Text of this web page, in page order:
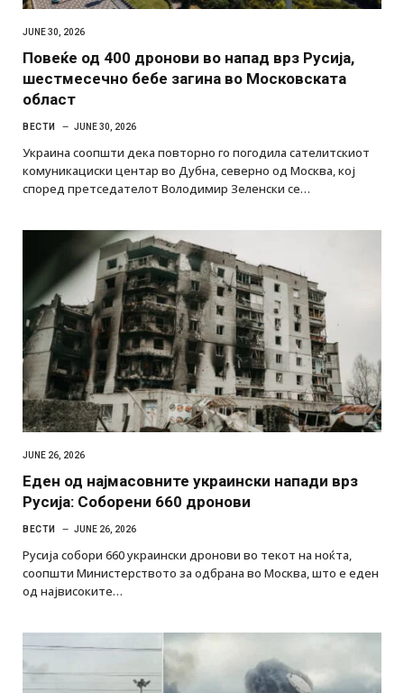
JUNE 30, 2026
Повеќе од 400 дронови во напад врз Русија,
шестмесечно бебе загина во Московската
област
ВЕСТИ JUNE 30, 2026
Украина соопшти дека повторно го погодила сателитскиот
комуникациски центар во Дубна, северно од Москва, кој
според претседателот Володимир Зеленски се…
JUNE 26, 2026
Еден од најмасовните украински напади врз
Русија: Соборени 660 дронови
ВЕСТИ JUNE 26, 2026
Русија собори 660 украински дронови во текот на ноќта,
соопшти Министерството за одбрана во Москва, што е еден
од највисоките…